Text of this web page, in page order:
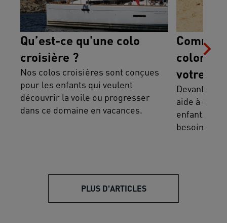
Qu’est-ce qu'une colo
croisière ?
Nos colos croisières sont conçues
pour les enfants qui veulent
découvrir la voile ou progresser
dans ce domaine en vacances.
colonie
votre
Devant
aide à
enfant,
besoins.
PLUS D'ARTICLES